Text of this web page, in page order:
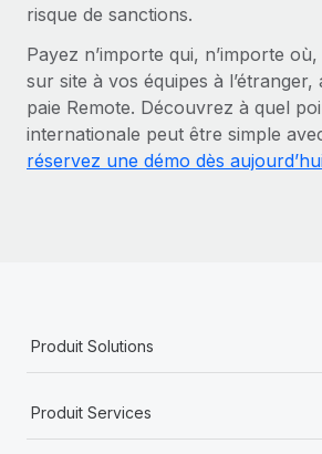
risque de sanctions.
Payez n’importe qui, n’importe
sur site à vos équipes à l’étranger,
paie Remote. Découvrez à quel
internationale peut être simple
réservez une démo dès
Produit Solutions
Produit Services